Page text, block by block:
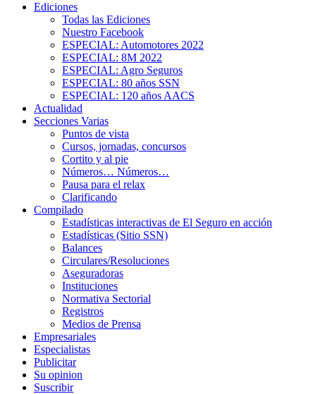
Ediciones
Todas las Ediciones
Nuestro Facebook
ESPECIAL: Automotores 2022
ESPECIAL: 8M 2022
ESPECIAL: Agro Seguros
ESPECIAL: 80 años SSN
ESPECIAL: 120 años AACS
Actualidad
Secciones Varias
Puntos de vista
Cursos, jornadas, concursos
Cortito y al pie
Números… Números…
Pausa para el relax
Clarificando
Compilado
Estadísticas interactivas de El Seguro en acción
Estadísticas (Sitio SSN)
Balances
Circulares/Resoluciones
Aseguradoras
Instituciones
Normativa Sectorial
Registros
Medios de Prensa
Empresariales
Especialistas
Publicitar
Su opinion
Suscribir